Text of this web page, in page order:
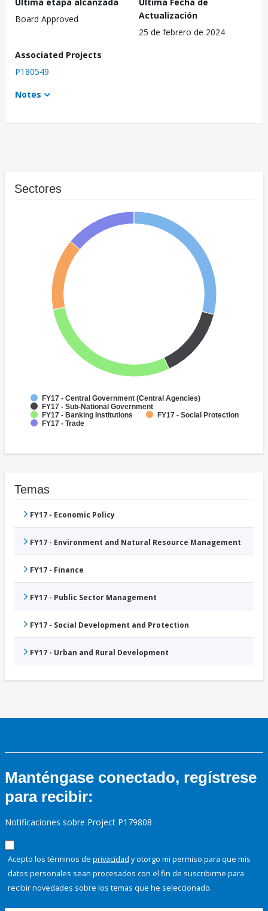
Última etapa alcanzada
Board Approved
Última Fecha de
Actualización
25 de febrero de 2024
Associated Projects
P180549
Notes
Sectores
FY17 - Central Government (Central Agencies)
FY17 - Sub-National Government
FY17 - Banking Institutions
FY17 - Social Protection
FY17 - Trade
Temas
FY17 - Economic Policy
FY17 - Environment and Natural Resource Management
FY17 - Finance
FY17 - Public Sector Management
FY17 - Social Development and Protection
FY17 - Urban and Rural Development
Manténgase conectado, regístrese
para recibir:
Notificaciones sobre Project P179808
Acepto los términos de privacidad y otorgo mi permiso para que mis
datos personales sean procesados con el fin de suscribirme para
recibir novedades sobre los temas que he seleccionado.